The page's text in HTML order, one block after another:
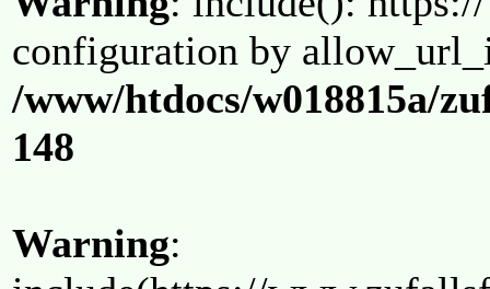
configuration by
/www/htdocs/w018815a/
148
Warning: